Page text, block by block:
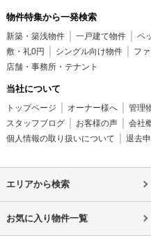
物件特集から一発検索
新築・築浅物件 一戸建て物件 ペ
敷・礼0円
シングル向け物件
フ
店舗・事務所・テナント
当社について
トップページ オーナー様へ 管理
スタッフブログ
お客様の声 会社
個人情報の取り扱いについて
退去
エリアから検索
お気に入り物件一覧